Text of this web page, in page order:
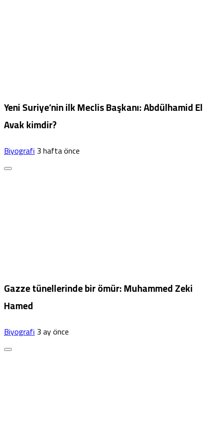
Yeni Suriye’nin ilk Meclis Başkanı: Abdülhamid El
Avak kimdir?
Biyografi3 hafta önce
Gazze tünellerinde bir ömür: Muhammed Zeki
Hamed
Biyografi3 ay önce